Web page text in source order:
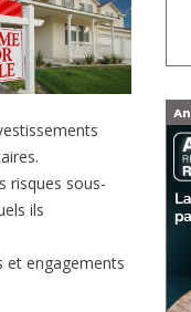
risques sous-
ils
et engagements